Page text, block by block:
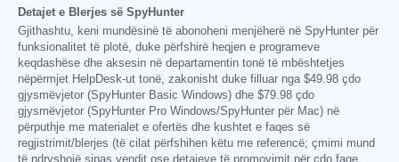
Detajet e Blerjes së SpyHunter
Gjithashtu, keni mundësinë të abonoheni menjëherë në SpyHunter për
funksionalitet të plotë, duke përfshirë heqjen e programeve
keqdashëse dhe aksesin në departamentin tonë të mbështetjes
nëpërmjet HelpDesk-ut tonë, zakonisht duke filluar nga $49.98 çdo
gjysmëvjetor (SpyHunter Basic Windows) dhe $79.98 çdo
gjysmëvjetor (SpyHunter Pro Windows/SpyHunter për Mac) në
përputhje me materialet e ofertës dhe kushtet e faqes së
regjistrimit/blerjes (të cilat përfshihen këtu me referencë; çmimi mund
të ndryshojë sipas vendit ose detajeve të promovimit për çdo faqe